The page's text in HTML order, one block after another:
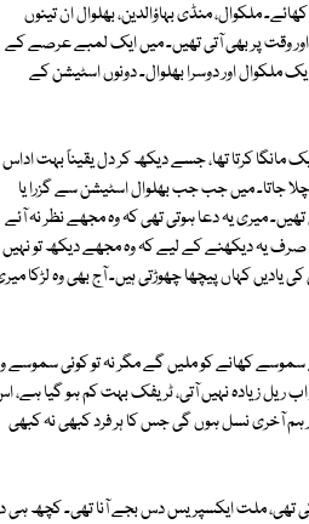
ملکوال، منڈی بہاؤالدین، بھلوال ان تینوں
وقت پر بھی آتی تھیں۔ میں ایک لمبے عرصے کے
ملکوال اور دوسرا بھلوال۔ دونوں اسٹیشن کے
مانگا کرتا تھا، جسے دیکھ کر دل یقیناً بہت اداس
چلا جاتا۔ میں جب جب بھلوال اسٹیشن سے گزرا یا
میری یہ دعا ہوتی تھی کہ وہ مجھے نظر نہ آئے
یہ دیکھنے کے لیے کہ وہ مجھے دیکھ تو نہیں
یادیں کہاں پیچھا چھوڑتی ہیں۔ آج بھی وہ لڑکا
کھانے کو ملیں گے مگر نہ تو کوئی سموسے
اب ریل زیادہ نہیں آتی، ٹریفک بہت کم ہو گیا ہے،
آخری نسل ہوں گی جس کا ہر فرد کبھی نہ کبھی
تھی، ملت ایکسپریس دس بجے آنا تھی۔ کچھ ہی